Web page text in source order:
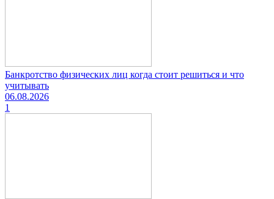
Банкротство физических лиц когда стоит решиться и что
учитывать
06.08.2026
1